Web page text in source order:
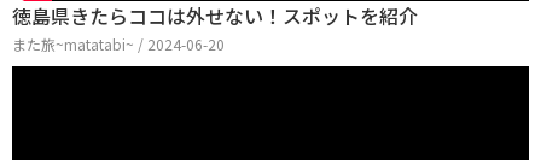
徳島県きたらココは外せない！スポットを紹介
また旅~matatabi~ / 2024-06-20